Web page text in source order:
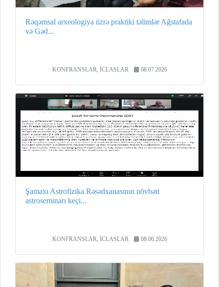
Rəqəmsal arxeologiya üzrə praktiki təlimlər Ağstafada
və Gəd...
KONFRANSLAR, İCLASLAR 08.07.2026
Şamaxı Astrofizika Rəsədxanasının növbəti
astroseminarı keçi...
KONFRANSLAR, İCLASLAR 08.06.2026